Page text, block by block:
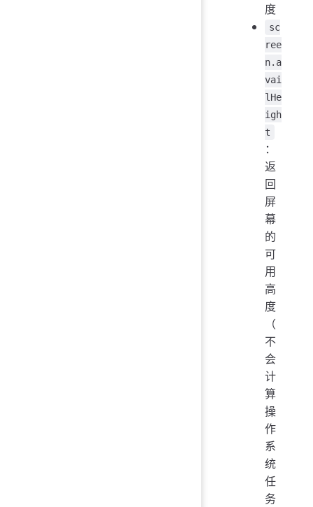
度
sc
ree
n.a
vai
lHe
igh
t
：
返
回
屏
幕
的
可
用
高
度
（
不
会
计
算
操
作
系
统
任
务